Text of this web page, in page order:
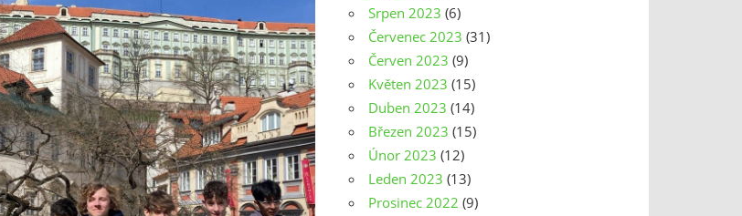
Srpen 2023 (6)
Červenec 2023 (31)
Červen 2023 (9)
Květen 2023 (15)
Duben 2023 (14)
Březen 2023 (15)
Únor 2023 (12)
Leden 2023 (13)
Prosinec 2022 (9)